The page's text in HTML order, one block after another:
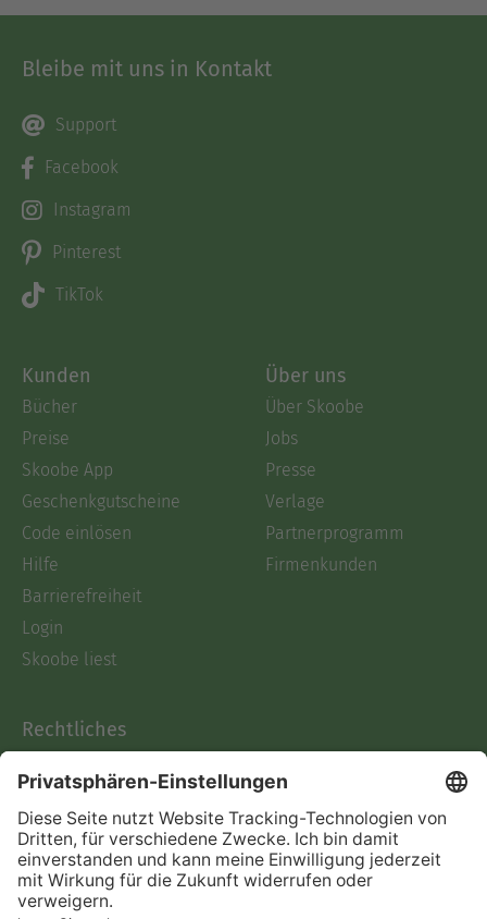
Bleibe mit uns in Kontakt
Support
Facebook
Instagram
Pinterest
TikTok
Kunden
Bücher
Preise
Skoobe App
Geschenkgutscheine
Code einlösen
Hilfe
Barrierefreiheit
Login
Skoobe liest
Über uns
Über Skoobe
Jobs
Presse
Verlage
Partnerprogramm
Firmenkunden
Rechtliches
AGB
Informationen nach Data
Act
Verträge hier kündigen
Impressum